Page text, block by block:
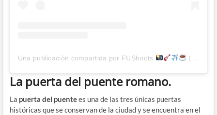
Una publicación compartida por FUShoots (@fushoots)
La puerta del puente romano.
La puerta del puentees una de las tres únicas puertas
históricas que se conservan de la ciudad y se encuentra en el